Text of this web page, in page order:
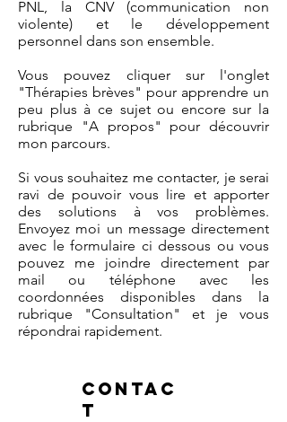
PNL, la CNV (communication non
violente) et le développement
personnel dans son ensemble.
Vous pouvez cliquer sur l'onglet
"Thérapies brèves" pour apprendre un
peu plus à ce sujet ou encore sur la
rubrique "A propos" pour découvrir
mon parcours.
Si vous souhaitez me contacter, je serai
ravi de pouvoir vous lire et apporter
des solutions à vos problèmes.
Envoyez moi un message directement
avec le formulaire ci dessous ou vous
pouvez me joindre directement par
mail ou téléphone avec les
coordonnées disponibles dans la
rubrique "Consultation" et je vous
répondrai rapidement.
CONTAC
T